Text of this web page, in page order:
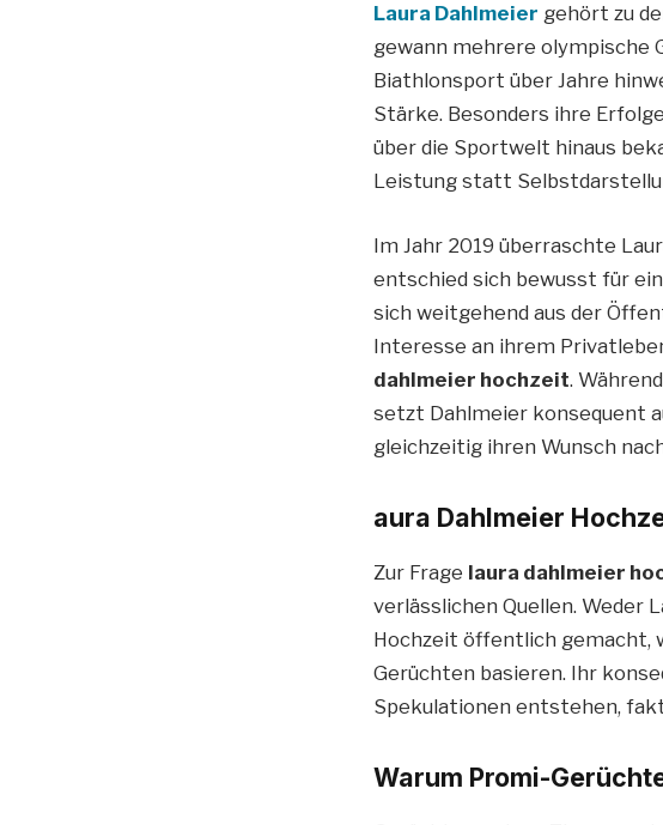
Laura Dahlmeier gehört zu
gewann mehrere olympische
Biathlonsport über Jahre
Stärke. Besonders ihre
über die Sportwelt hinaus
Leistung statt
Im Jahr 2019 überraschte
entschied sich bewusst für
sich weitgehend aus der
Interesse an ihrem
dahlmeier hochzeit.
setzt Dahlmeier konsequent
gleichzeitig ihren Wunsch
aura Dahlmeier
Zur Frage laura dahlmeier
verlässlichen Quellen. Weder
Hochzeit öffentlich gemacht,
Gerüchten basieren. Ihr
Spekulationen entstehen,
Warum Promi-